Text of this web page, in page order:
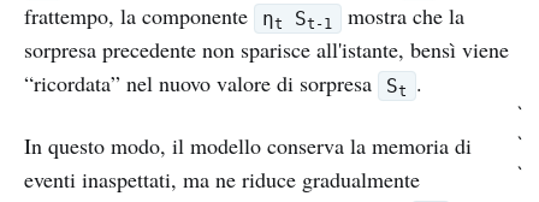
frattempo, la componente
ηt St-1
mostra che la
sorpresa precedente non sparisce all'istante, bensì viene
“ricordata” nel nuovo valore di sorpresa
St .
In questo modo, il modello conserva la memoria di
eventi inaspettati, ma ne riduce gradualmente
`
`
`